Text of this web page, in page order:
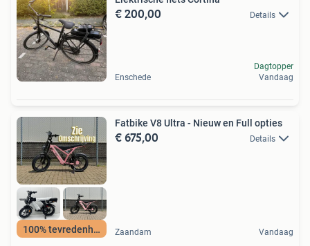
€ 200,00 Details
Enschede
Dagtopper
Vandaag
100% tevredenheid
Fatbike V8 Ultra - Nieuw en Full opties
€ 675,00 Details
Zaandam Vandaag